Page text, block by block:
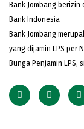
Bank Jombang
Bank Indonesia
Bank Jombang
yang dijamin LPS per
Bunga Penjamin LPS,